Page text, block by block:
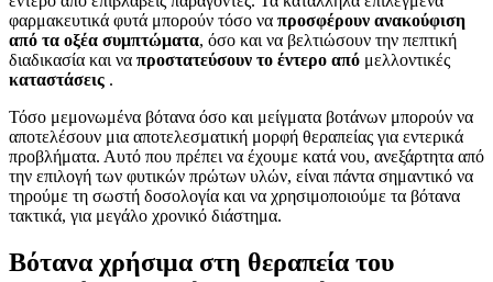
φαρμακευτικά φυτά μπορούν τόσο να προσφέρουν ανακούφιση
από τα οξέα συμπτώματα, όσο και να βελτιώσουν την πεπτική
διαδικασία και να προστατεύσουν το έντερο από μελλοντικές
καταστάσεις .
Τόσο μεμονωμένα βότανα όσο και μείγματα βοτάνων μπορούν να
αποτελέσουν μια αποτελεσματική μορφή θεραπείας για εντερικά
προβλήματα. Αυτό που πρέπει να έχουμε κατά νου, ανεξάρτητα από
την επιλογή των φυτικών πρώτων υλών, είναι πάντα σημαντικό να
τηρούμε τη σωστή δοσολογία και να χρησιμοποιούμε τα βότανα
τακτικά, για μεγάλο χρονικό διάστημα.
Βότανα χρήσιμα στη θεραπεία του